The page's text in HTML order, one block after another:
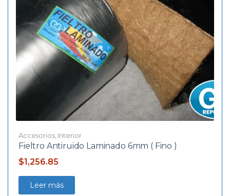
Accesorios, Interior
Fieltro Antiruido Laminado 6mm ( Fino )
$1,256.85
Leer más